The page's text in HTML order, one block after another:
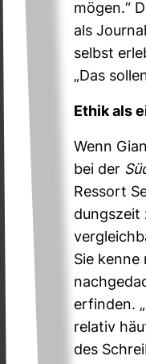
mögen.“
als
selbst
„Das
Ethik als
Wenn
bei der
Res­sort
dungs­zeit
Sie kenne
erfinden.
relativ
des